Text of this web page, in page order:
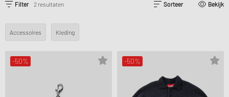
Filter 2 resultaten Sorteer Bekijk
Accessoires Kleding
-50% -50%